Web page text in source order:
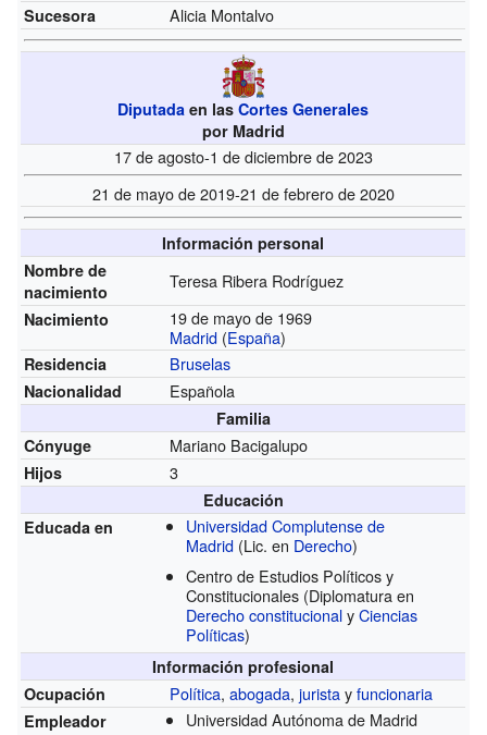
Sucesora Alicia Montalvo
Diputada en lasCortes Generales
por Madrid
17 de agosto-1 de diciembre de 2023
21 de mayo de 2019-21 de febrero de 2020
Información personal
Nombre de
nacimiento
Teresa Ribera Rodríguez
Nacimiento
19 de mayo de 1969
Madrid (España)
Residencia Bruselas
Nacionalidad Española
Familia
Cónyuge
Mariano Bacigalupo
Hijos 3
Educación
Educada en
Universidad Complutense de
Madrid (Lic. en Derecho)
Centro de Estudios Políticos y
Constitucionales (Diplomatura en
Derecho constitucionalyCiencias
Políticas)
Información profesional
Ocupación
Política,abogada,juristayfuncionaria
Empleador Universidad Autónoma de Madrid